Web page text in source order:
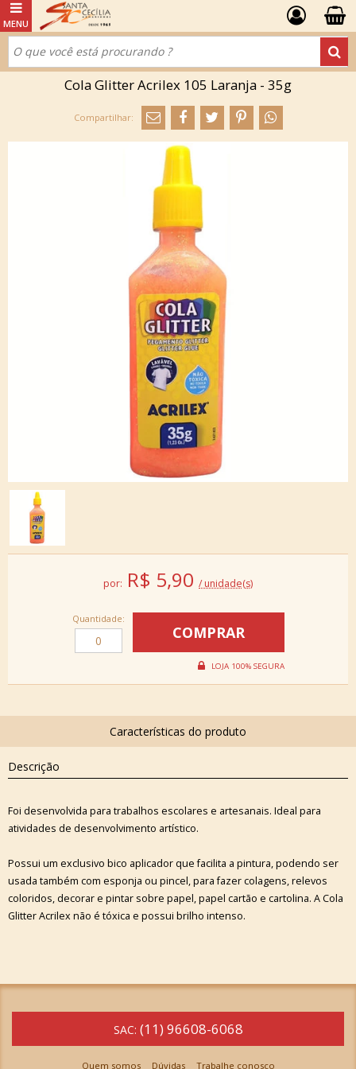
Cola Glitter Acrilex 105 Laranja - 35g
por: R$ 5,90 / unidade(s)
Quantidade:
Descrição
Foi desenvolvida para trabalhos escolares e artesanais. Ideal para
atividades de desenvolvimento artístico.
Possui um exclusivo bico aplicador que facilita a pintura, podendo ser
usada também com esponja ou pincel, para fazer colagens, relevos
coloridos, decorar e pintar sobre papel, papel cartão e cartolina. A Cola
Glitter Acrilex não é tóxica e possui brilho intenso.
SAC: (11) 96608-6068
Quem somos Dúvidas Trabalhe conosco